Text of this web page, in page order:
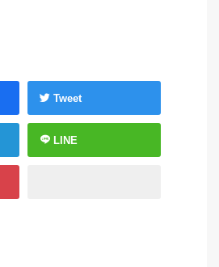
Tweet
LINE